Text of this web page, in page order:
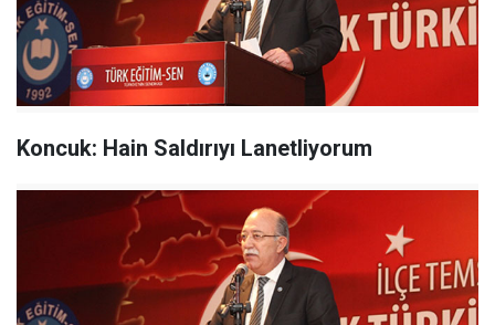
Koncuk: Hain Saldırıyı Lanetliyorum